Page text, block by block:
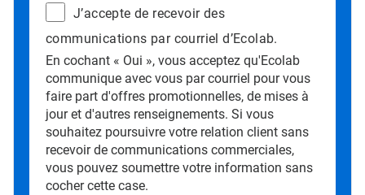
J’accepte de recevoir des
communications par courriel d’Ecolab.
En cochant « Oui », vous acceptez qu'Ecolab
communique avec vous par courriel pour vous
faire part d'offres promotionnelles, de mises à
jour et d'autres renseignements. Si vous
souhaitez poursuivre votre relation client sans
recevoir de communications commerciales,
vous pouvez soumettre votre information sans
cocher cette case.